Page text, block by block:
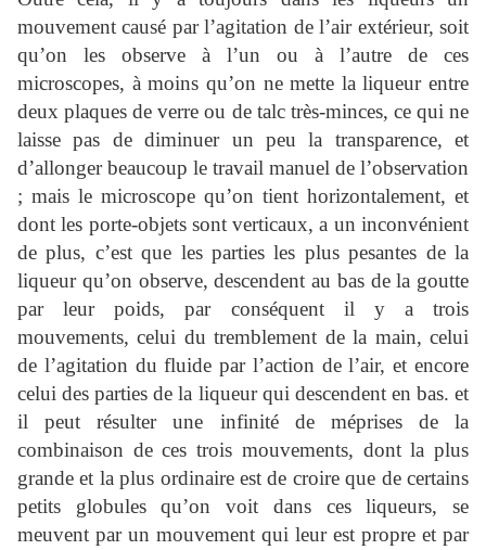
mouvement causé par l’agitation de l’air extérieur, soit
qu’on les observe à l’un ou à l’autre de ces
microscopes, à moins qu’on ne mette la liqueur entre
deux plaques de verre ou de talc très-minces, ce qui ne
laisse pas de diminuer un peu la transparence, et
d’allonger beaucoup le travail manuel de l’observation
; mais le microscope qu’on tient horizontalement, et
dont les porte-objets sont verticaux, a un inconvénient
de plus, c’est que les parties les plus pesantes de la
liqueur qu’on observe, descendent au bas de la goutte
par leur poids, par conséquent il y a trois
mouvements, celui du tremblement de la main, celui
de l’agitation du fluide par l’action de l’air, et encore
celui des parties de la liqueur qui descendent en bas. et
il peut résulter une infinité de méprises de la
combinaison de ces trois mouvements, dont la plus
grande et la plus ordinaire est de croire que de certains
petits globules qu’on voit dans ces liqueurs, se
meuvent par un mouvement qui leur est propre et par